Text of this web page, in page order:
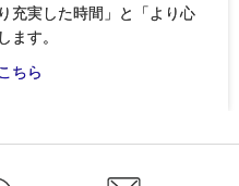
充実した時間」と「より心
ます。
ちら